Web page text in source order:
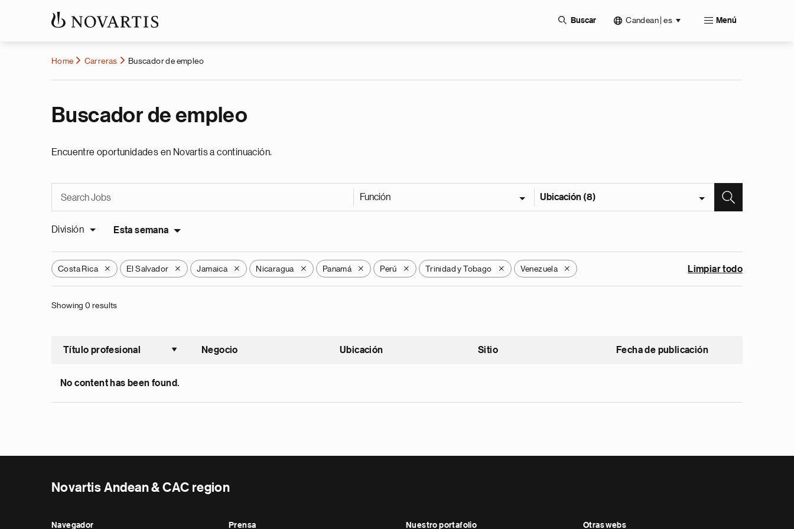
Buscar Candean | es Menú
Home Carreras Buscador de empleo
Buscador de empleo
Encuentre oportunidades en Novartis a continuación.
Función Ubicación (8)
División Esta semana
Costa Rica X El Salvador X Jamaica X Nicaragua X Panamá X Perú X Trinidad y Tobago X Venezuela X Limpiar todo
Showing 0 results
Título profesional
Ordenar ascendente
Negocio Ubicación Sitio Fecha de publicación
No content has been found.
Novartis Andean & CAC region
Navegador Prensa Nuestro portafolio Otras webs